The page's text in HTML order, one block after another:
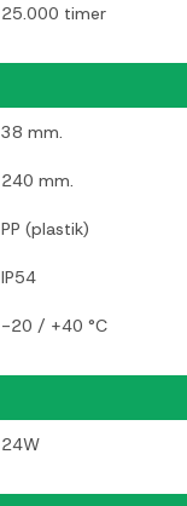
25.000 timer
38 mm.
240 mm.
PP (plastik)
IP54
-20 / +40 °C
24W